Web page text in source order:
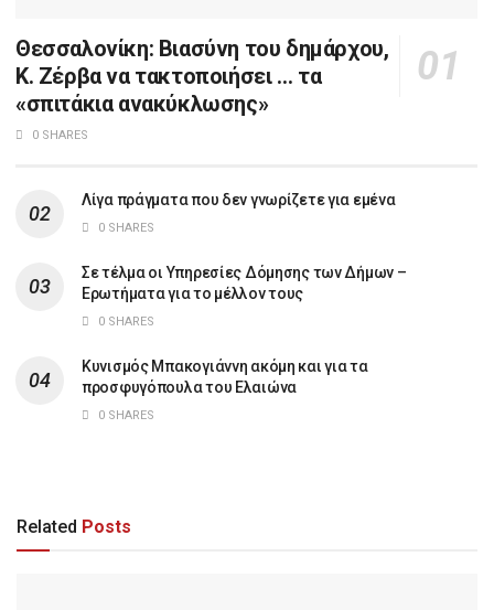
Θεσσαλονίκη: Βιασύνη του δημάρχου,
Κ. Ζέρβα να τακτοποιήσει … τα
«σπιτάκια ανακύκλωσης»
0 SHARES
Λίγα πράγματα που δεν γνωρίζετε για εμένα
0 SHARES
Σε τέλμα οι Υπηρεσίες Δόμησης των Δήμων –
Ερωτήματα για το μέλλον τους
0 SHARES
Κυνισμός Μπακογιάννη ακόμη και για τα
προσφυγόπουλα του Ελαιώνα
0 SHARES
Related Posts